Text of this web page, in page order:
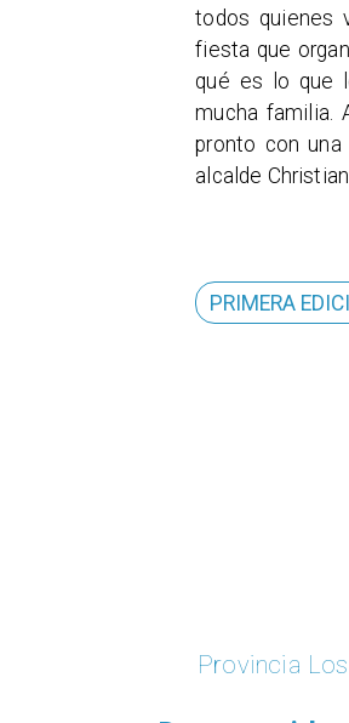
todos quienes
fiesta que
qué es lo que
mucha familia.
pronto con una
alcalde
PRIMERA
Provincia